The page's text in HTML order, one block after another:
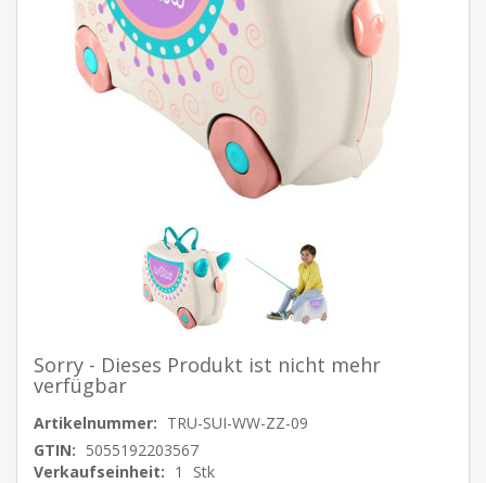
Sorry - Dieses Produkt ist nicht mehr
verfügbar
Artikelnummer: TRU-SUI-WW-ZZ-09
GTIN: 5055192203567
Verkaufseinheit: 1
Stk